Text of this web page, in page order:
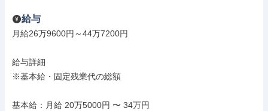
給与
月給26万9600円～44万7200円
給与詳細
※基本給・固定残業代の総額
基本給：月給 20万5000円 〜 34万円